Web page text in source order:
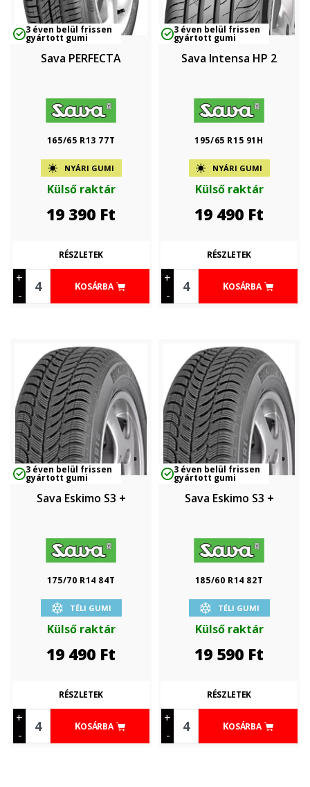
3 éven belül frissen
gyártott gumi
Sava PERFECTA
165/65 R13 77T
NYÁRI GUMI
Külső raktár
19 390 Ft
+
-
KOSÁRBA
RÉSZLETEK
3 éven belül frissen
gyártott gumi
Sava Intensa HP 2
195/65 R15 91H
NYÁRI GUMI
Külső raktár
19 490 Ft
+
-
KOSÁRBA
RÉSZLETEK
3 éven belül frissen
gyártott gumi
Sava Eskimo S3 +
175/70 R14 84T
TÉLI GUMI
Külső raktár
19 490 Ft
+
-
KOSÁRBA
RÉSZLETEK
3 éven belül frissen
gyártott gumi
Sava Eskimo S3 +
185/60 R14 82T
TÉLI GUMI
Külső raktár
19 590 Ft
+
-
KOSÁRBA
RÉSZLETEK